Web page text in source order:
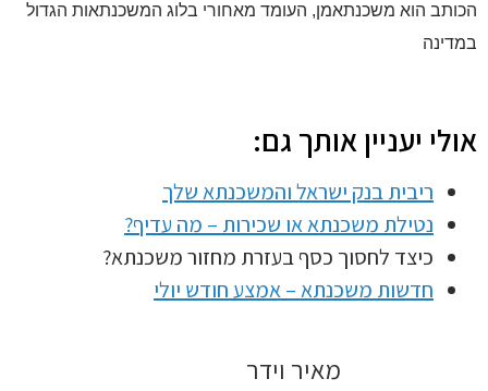
הוא משכנתאמן, העומד מאחורי בלוג המשכנתאות הגדול
יעניין אותך גם:
ריבית בנק ישראל והמשכנתא שלך
נטילת משכנתא או שכירות – מה עדיף?
כיצד לחסוך כסף בעזרת מחזור משכנתא?
חדשות משכנתא – אמצע חודש יולי
מאיר וידר